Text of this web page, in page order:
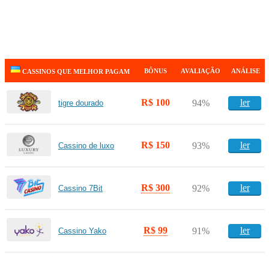
CASSINOS QUE MELHOR PAGAM BÔNUS AVALIAÇÃO ANÁLISE
tigre dourado R$ 100 94% ler
Cassino de luxo R$ 150 93% ler
Cassino 7Bit R$ 300 92% ler
Cassino Yako R$ 99 91% ler